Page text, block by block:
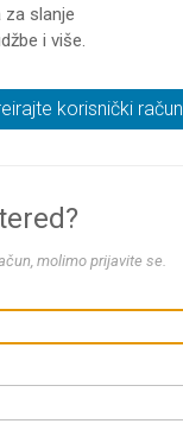
za slanje
i više.
korisnički račun
molimo prijavite se.